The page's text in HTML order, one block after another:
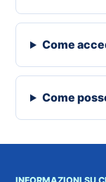
Come
Come